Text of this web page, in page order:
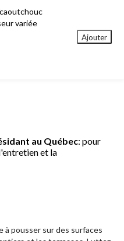
variée
Ajouter
au Québec: pour
et la
à pousser sur des surfaces